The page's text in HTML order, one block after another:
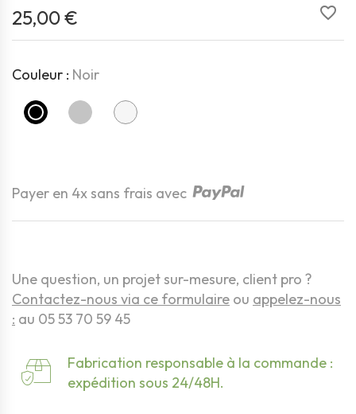
favorite_border
25,00 €
Couleur : Noir
Noir Gris Blanc
Payer en 4x sans frais avec
Une question, un projet sur-mesure, client pro ?
Contactez-nous via ce formulaire ou appelez-nous
: au 05 53 70 59 45
Fabrication responsable à la commande :
expédition sous 24/48H.